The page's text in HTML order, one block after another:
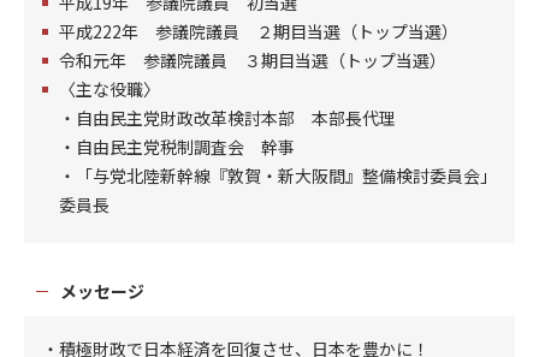
平成222年 参議院議員 ２期目当選（トップ当選）
令和元年 参議院議員 ３期目当選（トップ当選）
〈主な役職〉
・自由民主党財政改革検討本部 本部長代理
・自由民主党税制調査会 幹事
・「与党北陸新幹線『敦賀・新大阪間』整備検討委員会」
委員長
メッセージ
・積極財政で日本経済を回復させ、日本を豊かに！